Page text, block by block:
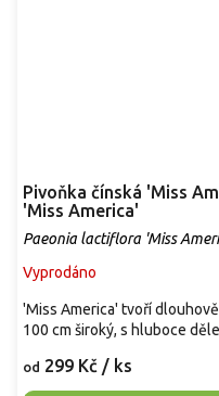
Pivoňka čínská 'Miss
'Miss America'
Paeonia lactiflora 'Miss
Vyprodáno
od 299 Kč / ks
'Miss America' tvoří
100 cm široký, s hluboce